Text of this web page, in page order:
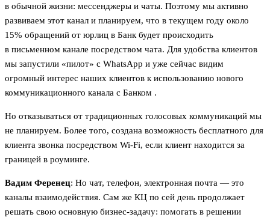
в обычной жизни: мессенджеры и чаты. Поэтому мы активно
развиваем этот канал и планируем, что в текущем году около
15% обращений от юрлиц в Банк будет происходить
в письменном канале посредством чата. Для удобства клиентов
мы запустили «пилот» с WhatsApp и уже сейчас видим
огромный интерес наших клиентов к использованию нового
коммуникационного канала с Банком .
Но отказываться от традиционных голосовых коммуникаций мы
не планируем. Более того, создана возможность бесплатного для
клиента звонка посредством Wi-Fi, если клиент находится за
границей в роуминге.
Вадим Ференец: Но чат, телефон, электронная почта — это
каналы взаимодействия. Сам же КЦ по сей день продолжает
решать свою основную бизнес-задачу: помогать в решении